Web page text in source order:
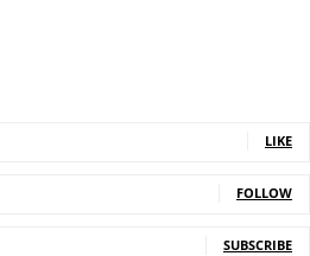
LIKE
FOLLOW
SUBSCRIBE